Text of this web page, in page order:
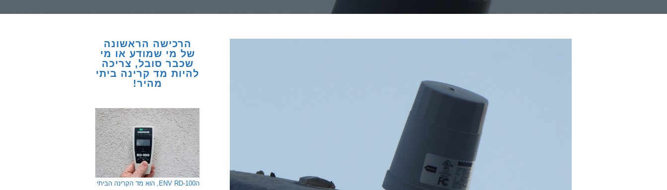
הרכישה הראשונה
של מי שמודע או מי
שכבר סובל, צריכה
להיות מד קרינה ביתי
מהיר!
הENV RD-100, הוא מד הקרינה הביתי